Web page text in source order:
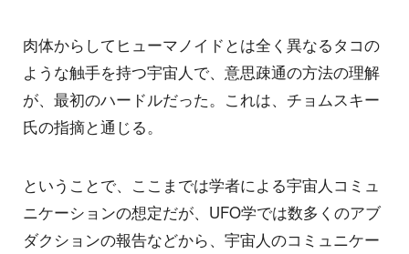
肉体からしてヒューマノイドとは全く異なるタコの
ような触手を持つ宇宙人で、意思疎通の方法の理解
が、最初のハードルだった。これは、チョムスキー
氏の指摘と通じる。
ということで、ここまでは学者による宇宙人コミュ
ニケーションの想定だが、UFO学では数多くのアブ
ダクションの報告などから、宇宙人のコミュニケー